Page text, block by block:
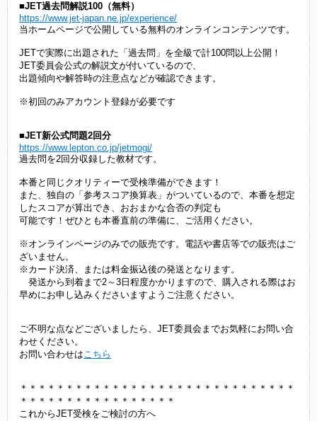
■JET過去問解説100（無料）
https://www.jet-japan.ne.jp/experience/
当ホームページで公開している無料のオンラインコンテンツです。
JETで実際に出題された「過去問」を全級で計100問以上公開！
JET委員会公式の解説文が付いているので、
出題傾向や解答時の注意点などが確認できます。
※初回のみアカウント登録が必要です
■JET新公式問題2回分
https://www.lepton.co.jp/jetmogi/
過去問を2回分収録した教材です。
本番と同じクオリティーで受検準備ができます！
また、独自の「参考スコア換算表」がついているので、本番を想定
したスコアが算出でき、おおまかな合否の判定も
可能です！ぜひとも本番直前の準備に、ご活用ください。
※オンラインページのみでの販売です。電話や書店等での販売はご
ざいません。
※カード決済、または料金振込後の発送となります。
発送から到着まで2～3日程度かかりますので、購入される際はお
早めにお申し込みくださいますようご注意ください。
ご不明な点などございましたら、JET委員会までお気軽にお問い合
わせください。
お問い合わせはこちら
＊＊＊＊＊＊＊＊＊＊＊＊＊＊＊＊＊＊＊＊＊＊＊＊＊＊＊＊＊＊
＊＊＊＊＊＊＊＊＊＊＊＊＊＊＊＊＊
これからJET受検をご検討の方へ